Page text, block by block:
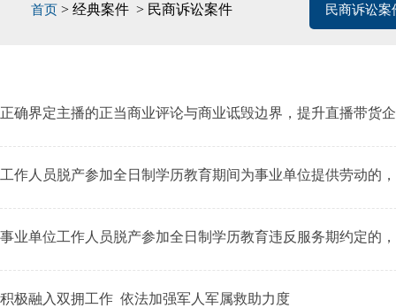
首页 > 经典案件 > 民商诉讼案件 民商诉讼案
正确界定主播的正当商业评论与商业诋毁边界，提升直播带货
工作人员脱产参加全日制学历教育期间为事业单位提供劳动的
事业单位工作人员脱产参加全日制学历教育违反服务期约定的
积极融入双拥工作 依法加强军人军属救助力度